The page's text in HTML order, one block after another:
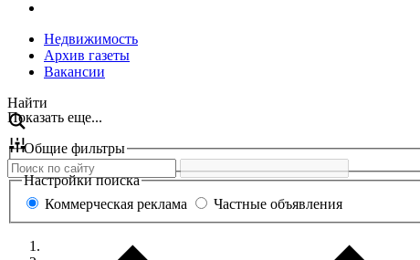
Недвижимость
Архив газеты
Вакансии
Перейти
к
содержанию
Найти
Показать еще...
Общие фильтры
Настройки поиска
Коммерческая реклама
Частные объявления